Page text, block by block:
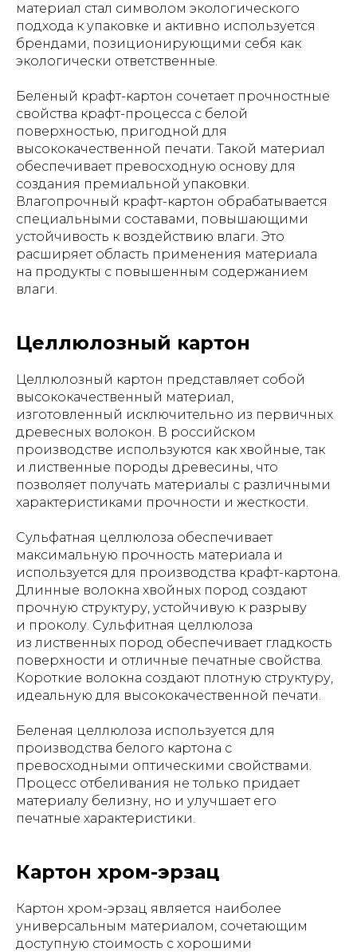
материал стал символом экологического
подхода к упаковке и активно используется
брендами, позиционирующими себя как
экологически ответственные.
Беленый крафт-картон сочетает прочностные
свойства крафт-процесса с белой
поверхностью, пригодной для
высококачественной печати. Такой материал
обеспечивает превосходную основу для
создания премиальной упаковки.
Влагопрочный крафт-картон обрабатывается
специальными составами, повышающими
устойчивость к воздействию влаги. Это
расширяет область применения материала
на продукты с повышенным содержанием
влаги.
Целлюлозный картон
Целлюлозный картон представляет собой
высококачественный материал,
изготовленный исключительно из первичных
древесных волокон. В российском
производстве используются как хвойные, так
и лиственные породы древесины, что
позволяет получать материалы с различными
характеристиками прочности и жесткости.
Сульфатная целлюлоза обеспечивает
максимальную прочность материала и
используется для производства крафт-картона.
Длинные волокна хвойных пород создают
прочную структуру, устойчивую к разрыву
и проколу. Сульфитная целлюлоза
из лиственных пород обеспечивает гладкость
поверхности и отличные печатные свойства.
Короткие волокна создают плотную структуру,
идеальную для высококачественной печати.
Беленая целлюлоза используется для
производства белого картона с
превосходными оптическими свойствами.
Процесс отбеливания не только придает
материалу белизну, но и улучшает его
печатные характеристики.
Картон хром-эрзац
Картон хром-эрзац является наиболее
универсальным материалом, сочетающим
доступную стоимость с хорошими